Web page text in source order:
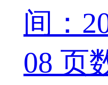
间：
08 页